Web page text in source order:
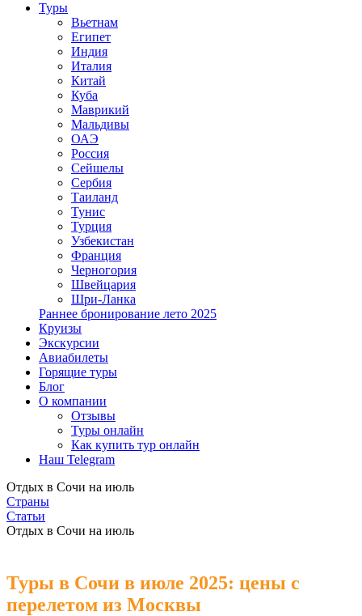
Туры
Вьетнам
Египет
Индия
Италия
Китай
Куба
Маврикий
Мальдивы
ОАЭ
Россия
Сейшелы
Сербия
Таиланд
Тунис
Турция
Узбекистан
Франция
Черногория
Швейцария
Шри-Ланка
Раннее бронирование лето 2025
Круизы
Экскурсии
Авиабилеты
Горящие туры
Блог
О компании
Отзывы
Туры онлайн
Как купить тур онлайн
Наш Telegram
Отдых в Сочи на июль
Страны
Статьи
Отдых в Сочи на июль
Туры в Сочи в июле 2025: цены с
перелетом из Москвы